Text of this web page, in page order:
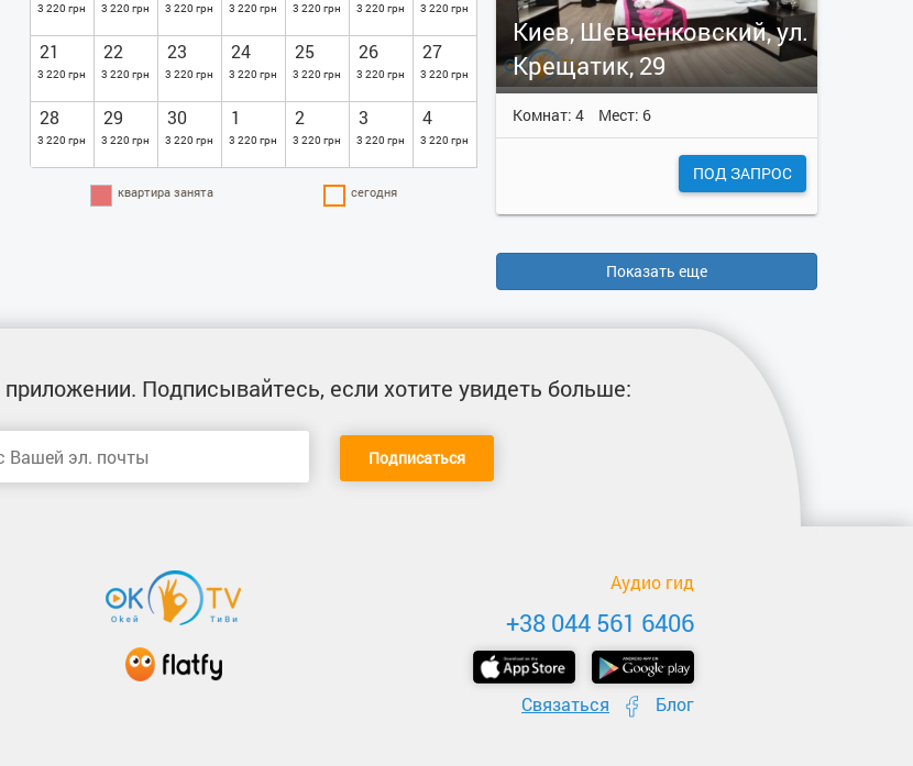
3 220 грн 3 220 грн 3 220 грн 3 220 грн 3 220 грн 3 220 грн 3 220 грн
21
3 220 грн
22
3 220 грн
23
3 220 грн
24
3 220 грн
25
3 220 грн
26
3 220 грн
27
3 220 грн
28
3 220 грн
29
3 220 грн
30
3 220 грн
1
3 220 грн
2
3 220 грн
3
3 220 грн
4
3 220 грн
квартира занята сегодня
Киев, Шевченковский, ул.
Крещатик, 29
Комнат: 4 Мест: 6
ПОД ЗАПРОС
Показать еще
. Подписывайтесь, если хотите увидеть больше:
Подписаться
Аудио гид
+38 044 561 6406
Связаться Блог